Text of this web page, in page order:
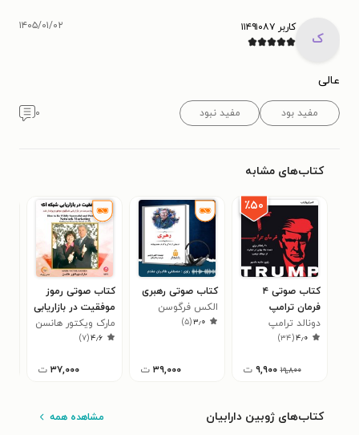
ک
کاربر ۱۱۴۹۱۰۸۷ ۱۴۰۵/۰۱/۰۲
عالی
مفید بود مفید نبود ۰
کتاب‌های مشابه
٪۵۰
کتاب صوتی ۴
فرمان ترامپ
(خلاصه کتاب)
دونالد ترامپ
۴٫۰(۳۴)
۱۹,۸۰۰ ۹,۹۰۰ ت
کتاب صوتی رهبری
الکس فرگوسن
۳٫۰(۵)
۳۹,۰۰۰ ت
کتاب صوتی رموز
موفقیت در بازاریابی
شبکه‌ ای
مارک ویکتور هانسن
۴٫۶(۷)
۳۷,۰۰۰ ت
کتاب‌های ژوبین دارابیان مشاهده همه